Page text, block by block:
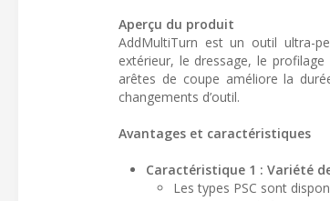
Aperçu du produit
AddMultiTurn est un outil ultra-
extérieur, le dressage, le
arêtes de coupe améliore la
changements d’outil.
Avantages et caractéristiques
Caractéristique 1 : Variété
Les types PSC sont